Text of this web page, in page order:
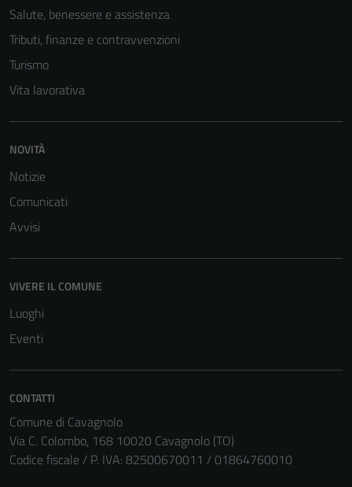
Salute, benessere e assistenza
Tributi, finanze e contravvenzioni
Turismo
Vita lavorativa
NOVITÀ
Notizie
Comunicati
Avvisi
VIVERE IL COMUNE
Luoghi
Eventi
CONTATTI
Comune di Cavagnolo
Via C. Colombo, 168 10020 Cavagnolo (TO)
Codice fiscale / P. IVA: 82500670011 / 01864760010